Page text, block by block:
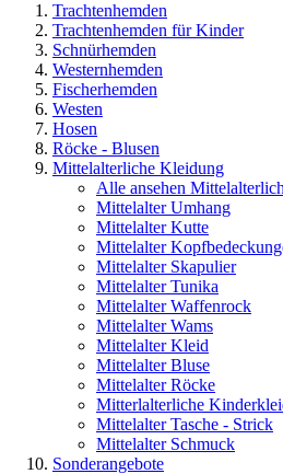
Trachtenhemden
Trachtenhemden für Kinder
Schnürhemden
Westernhemden
Fischerhemden
Westen
Hosen
Röcke - Blusen
Mittelalterliche Kleidung
Alle ansehen
Mittelalter Umhang
Mittelalter Kutte
Mittelalter
Mittelalter Skapulier
Mittelalter Tunika
Mittelalter Waffenrock
Mittelalter Wams
Mittelalter Kleid
Mittelalter Bluse
Mittelalter Röcke
Mitterlalterliche
Mittelalter Tasche - Strick
Mittelalter Schmuck
Sonderangebote